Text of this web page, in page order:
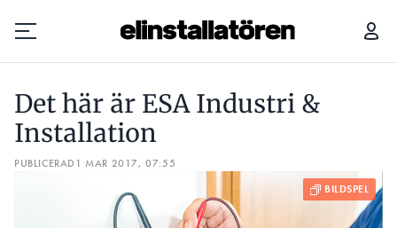
Prenumerera
Hantera prenumeration
Lediga jobb
Det här är ESA Industri &
Installation
PUBLICERAD 1 MAR 2017, 07:55
DET HÄR ÄR ESA INDUSTRI & INSTALLATION